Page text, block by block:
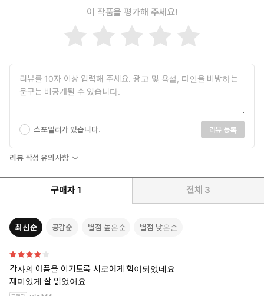
이 작품을 평가해 주세요!
스포일러가 있습니다. 리뷰 등록
리뷰 작성 유의사항
구매자 1 전체 3
최신순 공감순 별점 높은순 별점 낮은순
각자의 아픔을 이기도록 서로에게 힘이되었네요
재미있게 잘 읽었어요